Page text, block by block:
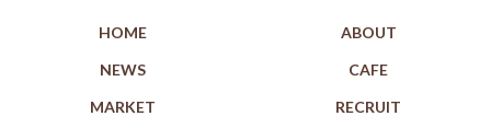
HOME
ABOUT
NEWS
CAFE
MARKET
RECRUIT